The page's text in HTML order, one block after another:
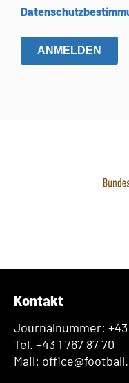
ANMELDEN
Kontakt
Journalnummer: +43
Tel. +43 1 767 87 70
Mail: